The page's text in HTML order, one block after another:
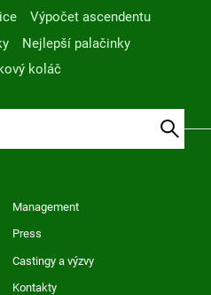
Výpočet ascendentu
Nejlepší palačinky
koláč
Management
Press
Castingy a výzvy
Kontakty